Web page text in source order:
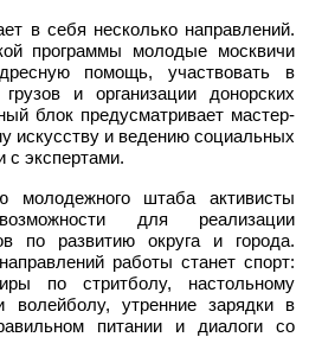
в себя несколько направлений.
программы молодые москвичи
помощь, участвовать в
и организации донорских
блок предусматривает мастер-
искусству и ведению социальных
с экспертами.
молодежного штаба активисты
для реализации
по развитию округа и города.
работы станет спорт:
по стритболу, настольному
волейболу, утренние зарядки в
питании и диалоги со